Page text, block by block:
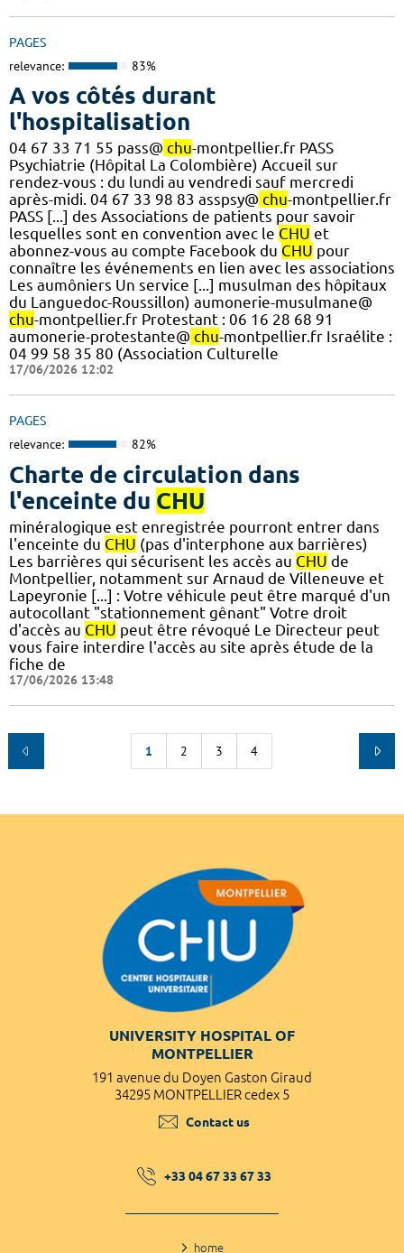
PAGES
relevance: 83%
A vos côtés durant
l'hospitalisation
04 67 33 71 55 pass@ chu-montpellier.fr PASS
Psychiatrie (Hôpital La Colombière) Accueil sur
rendez-vous : du lundi au vendredi sauf mercredi
après-midi. 04 67 33 98 83 asspsy@ chu-montpellier.fr
PASS [...] des Associations de patients pour savoir
lesquelles sont en convention avec le CHU et
abonnez-vous au compte Facebook du CHU pour
connaître les événements en lien avec les associations
Les aumôniers Un service [...] musulman des hôpitaux
du Languedoc-Roussillon) aumonerie-musulmane@
chu-montpellier.fr Protestant : 06 16 28 68 91
aumonerie-protestante@ chu-montpellier.fr Israélite :
04 99 58 35 80 (Association Culturelle
17/06/2026 12:02
PAGES
relevance: 82%
Charte de circulation dans
l'enceinte du CHU
minéralogique est enregistrée pourront entrer dans
l'enceinte du CHU (pas d'interphone aux barrières)
Les barrières qui sécurisent les accès au CHU de
Montpellier, notamment sur Arnaud de Villeneuve et
Lapeyronie [...] : Votre véhicule peut être marqué d'un
autocollant "stationnement gênant" Votre droit
d'accès au CHU peut être révoqué Le Directeur peut
vous faire interdire l'accès au site après étude de la
fiche de
17/06/2026 13:48
1 2 3 4
UNIVERSITY HOSPITAL OF
MONTPELLIER
191 avenue du Doyen Gaston Giraud
34295 MONTPELLIER cedex 5
Contact us
+33 04 67 33 67 33
home